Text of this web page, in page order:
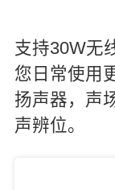
支持30W无
您日常使用
扬声器，声
声辨位。